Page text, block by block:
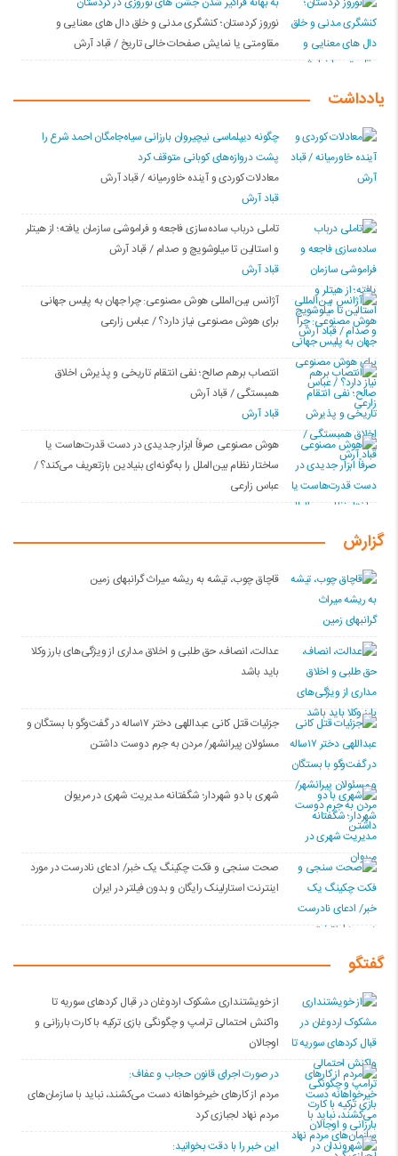
نوروز کردستان؛ کنشگری مدنی و خلق دال های معنایی و
مقاومتی یا نمایش صفحات خالی تاریخ / قباد آرش
یادداشت
چگونه دیپلماسی نیچیروان بارزانی سیاەجامگان احمد شرع را
پشت دروازەهای کوبانی متوقف کرد
معادلات کوردی و آینده خاورمیانه / قباد آرش
قباد آرش
تاملی درباب سادەسازی فاجعە و فراموشی سازمان یافتە؛ از هیتلر
و استالین تا میلوشویچ و صدام / قباد آرش
قباد آرش
آژانس بین‌المللی هوش مصنوعی: چرا جهان به پلیس جهانی
برای هوش مصنوعی نیاز دارد؟ / عباس زارعی
انتصاب برهم صالح؛ نفی انتقام تاریخی و پذیرش اخلاق
همبستگی / قباد آرش
قباد آرش
هوش مصنوعی صرفاً ابزار جدیدی در دست قدرت‌هاست یا
ساختار نظام بین‌الملل را به‌گونه‌ای بنیادین بازتعریف می‌کند؟ /
عباس زارعی
گزارش
قاچاق چوب، تیشه به ریشه میراث گرانبهای زمین
عدالت، انصاف، حق طلبی و اخلاق مداری از ویژگی‌های بارز وکلا
باید باشد
جزئیات قتل کانی عبداللهی دختر ۱۷ساله در گفت‌وگو با بستگان و
مسئولان پیرانشهر/ مردن به جرم دوست داشتن
شهری با دو شهردار؛ شگفتانه مدیریت شهری در مریوان
صحت سنجی و فکت چکینگ یک خبر/ ادعای نادرست در مورد
اینترنت استارلینک رایگان و بدون فیلتر در ایران
گفتگو
از خویشتنداری مشکوک اردوغان در قبال کردهای سوریه تا
واکنش احتمالی ترامپ و چگونگی بازی ترکیه با کارت بارزانی و
اوجالان
در صورت اجرای قانون حجاب و عفاف:
مردم از کارهای خیرخواهانه دست می‌کشند، نباید با سازمان‌های
مردم نهاد لجبازی کرد
این خبر را با دقت بخوانید: